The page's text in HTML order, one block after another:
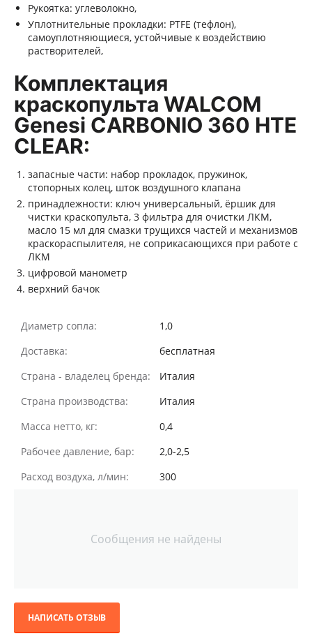
Рукоятка: углеволокно,
Уплотнительные прокладки: PTFE (тефлон),
самоуплотняющиеся, устойчивые к воздействию
растворителей,
Комплектация
краскопульта WALCOM
Genesi CARBONIO 360 HTE
CLEAR:
запасные части: набор прокладок, пружинок,
стопорных колец, шток воздушного клапана
принадлежности: ключ универсальный, ёршик для
чистки краскопульта, 3 фильтра для очистки ЛКМ,
масло 15 мл для смазки трущихся частей и механизмов
краскораспылителя, не соприкасающихся при работе с
ЛКМ
цифровой манометр
верхний бачок
Диаметр сопла:
1,0
Доставка:
бесплатная
Страна - владелец бренда:
Италия
Страна производства:
Италия
Масса нетто, кг:
0,4
Рабочее давление, бар:
2,0-2,5
Расход воздуха, л/мин:
300
Сообщения не найдены
НАПИСАТЬ ОТЗЫВ